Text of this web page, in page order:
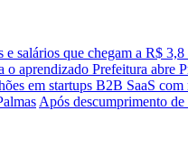
e salários que chegam a R$
o aprendizado Prefeitura abre
em startups B2B SaaS
Após descumprimento